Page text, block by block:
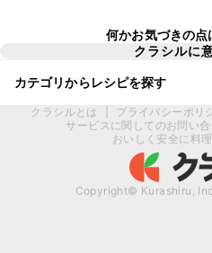
何かお気づきの点
クラシルに
カテゴリからレシピを探す
クラシルとは プライバシーポリ
サービスに関してのお問い
おいしく安全に料
Copyright© Kurashiru,